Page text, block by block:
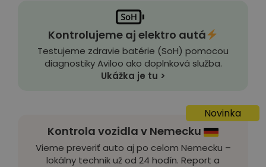
Kontrolujeme aj elektro autá
Testujeme zdravie batérie (SoH) pomocou
diagnostiky Aviloo ako doplnková služba.
Ukážka je tu >
Novinka
Kontrola vozidla v Nemecku
Vieme preveriť auto aj po celom Nemecku –
lokálny technik už od 24 hodín. Report a